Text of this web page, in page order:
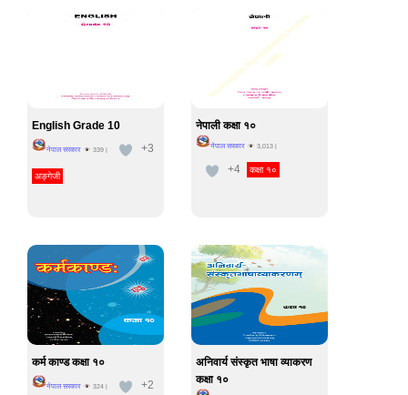
English Grade 10
नेपाल सरकार 339| +3
अङ्गेजी
नेपाली कक्षा १०
नेपाल सरकार 3,013|
+4 कक्षा १०
कर्म काण्ड कक्षा १०
नेपाल सरकार 324| +2
अनिवार्य संस्कृत भाषा व्याकरण
कक्षा १०